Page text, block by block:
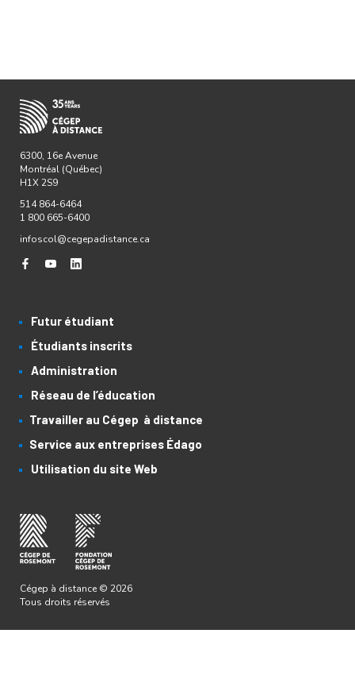
6300, 16e Avenue
Montréal (Québec)
H1X 2S9
514 864-6464
1 800 665-6400
infoscol@cegepadistance.ca
Futur étudiant
Étudiants inscrits
Administration
Réseau de l’éducation
Travailler au Cégep à distance
Service aux entreprises Édago
Utilisation du site Web
Cégep à distance © 2026
Tous droits réservés